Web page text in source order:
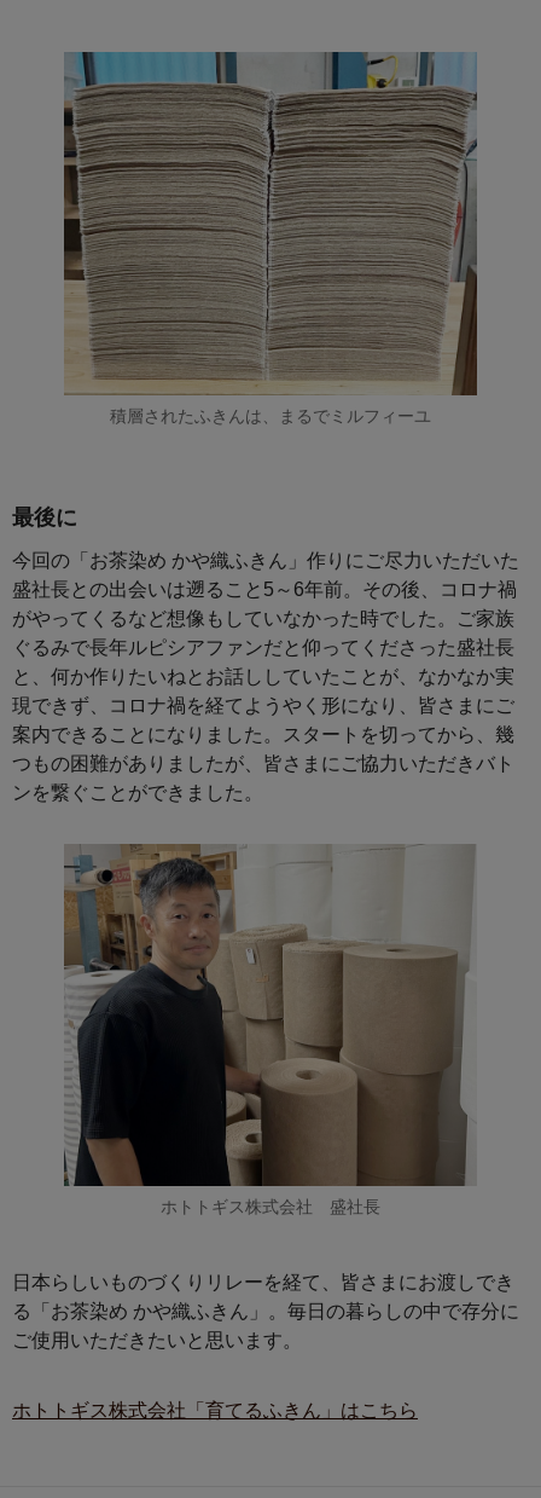
積層されたふきんは、まるでミルフィーユ
最後に
今回の「お茶染め かや織ふきん」作りにご尽力いただいた
盛社長との出会いは遡ること5～6年前。その後、コロナ禍
がやってくるなど想像もしていなかった時でした。ご家族
ぐるみで長年ルピシアファンだと仰ってくださった盛社長
と、何か作りたいねとお話ししていたことが、なかなか実
現できず、コロナ禍を経てようやく形になり、皆さまにご
案内できることになりました。スタートを切ってから、幾
つもの困難がありましたが、皆さまにご協力いただきバト
ンを繋ぐことができました。
ホトトギス株式会社 盛社長
日本らしいものづくりリレーを経て、皆さまにお渡しでき
る「お茶染め かや織ふきん」。毎日の暮らしの中で存分に
ご使用いただきたいと思います。
ホトトギス株式会社「育てるふきん」はこちら